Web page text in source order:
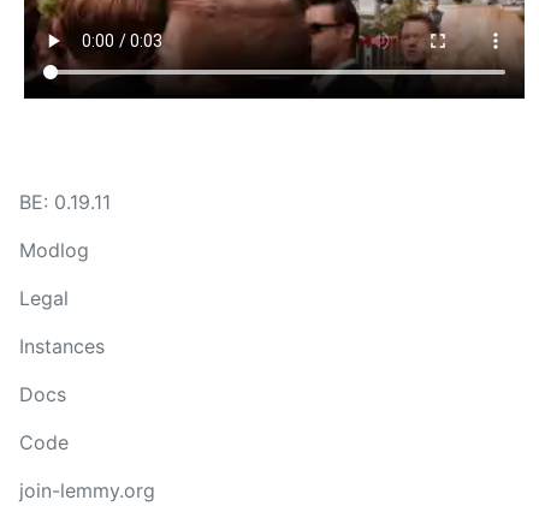
BE: 0.19.11
Modlog
Legal
Instances
Docs
Code
join-lemmy.org